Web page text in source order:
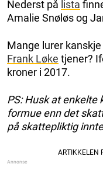
Nederst på lista
Amalie Snøløs og
Mange lurer
Frank Løke tjener?
kroner i 2017.
PS: Husk at enkelte
formue enn det
på skattepliktig